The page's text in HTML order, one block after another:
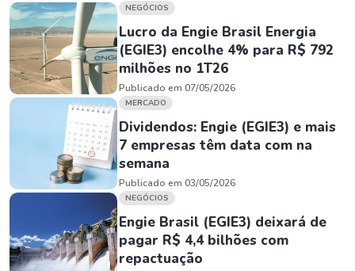
NEGÓCIOS
Lucro da Engie Brasil Energia
(EGIE3) encolhe 4% para R$ 792
milhões no 1T26
Publicado em 07/05/2026
MERCADO
Dividendos: Engie (EGIE3) e mais
7 empresas têm data com na
semana
Publicado em 03/05/2026
NEGÓCIOS
Engie Brasil (EGIE3) deixará de
pagar R$ 4,4 bilhões com
repactuação